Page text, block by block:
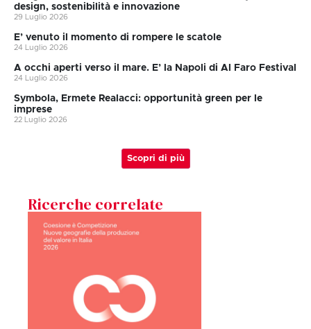
design, sostenibilità e innovazione
29 Luglio 2026
E’ venuto il momento di rompere le scatole
24 Luglio 2026
A occhi aperti verso il mare. E’ la Napoli di Al Faro Festival
24 Luglio 2026
Symbola, Ermete Realacci: opportunità green per le
imprese
22 Luglio 2026
Scopri di più
Ricerche correlate